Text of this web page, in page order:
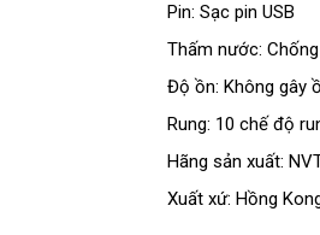
Pin: Sạc pin USB
Thấm nước:
Độ ồn: Không gây
Rung: 10 chế độ
Hãng sản xuất:
Xuất xứ: Hồng